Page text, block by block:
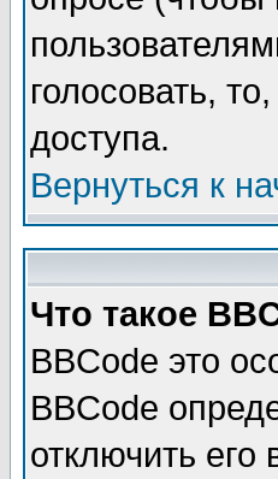
голосовать,
доступа.
Вернуться к
Что такое
BBCode это
BBCode
отключить